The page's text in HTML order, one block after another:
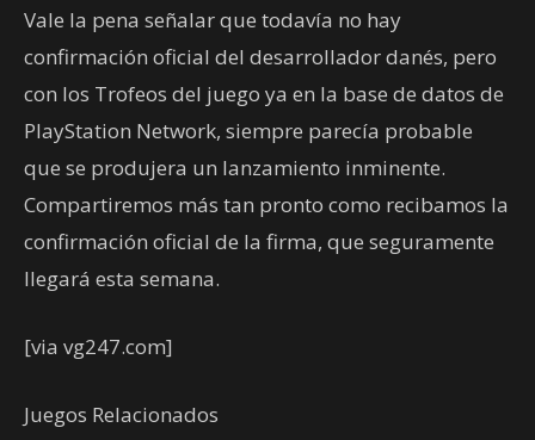
Vale la pena señalar que todavía no hay
confirmación oficial del desarrollador danés, pero
con los Trofeos del juego ya en la base de datos de
PlayStation Network, siempre parecía probable
que se produjera un lanzamiento inminente.
Compartiremos más tan pronto como recibamos la
confirmación oficial de la firma, que seguramente
llegará esta semana.
[via vg247.com]
Juegos Relacionados